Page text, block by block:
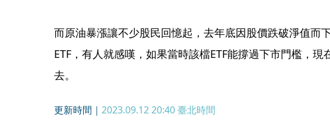
而原油暴漲讓不少股民回憶起，去年底因股價跌破淨值而
ETF，有人就感嘆，如果當時該檔ETF能撐過下市門檻，現
去。
更新時間｜ 2023.09.12 20:40臺北時間